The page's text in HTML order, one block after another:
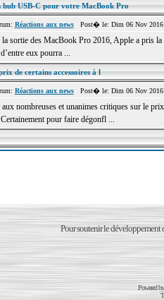
USB-C pour votre MacBook Pro
Réactions aux newsPost� le: Dim 06 Nov
la sortie des MacBook Pro 2016, Apple a pris
eux pourra ...
de certains accessoires à l
Réactions aux newsPost� le: Dim 06 Nov
aux nombreuses et unanimes critiques sur le
pour faire dégonfl ...
Pour soutenir le développement
Powered